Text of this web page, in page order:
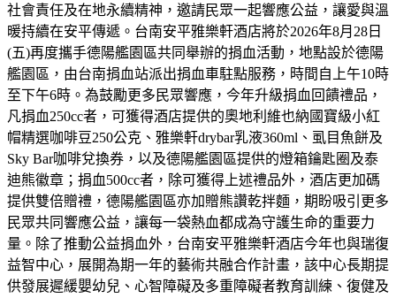
社會責任及在地永續精神，邀請民眾一起響應公益，讓愛與溫
暖持續在安平傳遞。台南安平雅樂軒酒店將於2026年8月28日
(五)再度攜手德陽艦園區共同舉辦的捐血活動，地點設於德陽
艦園區，由台南捐血站派出捐血車駐點服務，時間自上午10時
至下午6時。為鼓勵更多民眾響應，今年升級捐血回饋禮品，
凡捐血250cc者，可獲得酒店提供的奧地利維也納國寶級小紅
帽精選咖啡豆250公克、雅樂軒drybar乳液360ml、虱目魚餅及
Sky Bar咖啡兌換券，以及德陽艦園區提供的燈箱鑰匙圈及泰
迪熊徽章；捐血500cc者，除可獲得上述禮品外，酒店更加碼
提供雙倍贈禮，德陽艦園區亦加贈熊讚乾拌麵，期盼吸引更多
民眾共同響應公益，讓每一袋熱血都成為守護生命的重要力
量。除了推動公益捐血外，台南安平雅樂軒酒店今年也與瑞復
益智中心，展開為期一年的藝術共融合作計畫，該中心長期提
供發展遲緩嬰幼兒、心智障礙及多重障礙者教育訓練、復健及